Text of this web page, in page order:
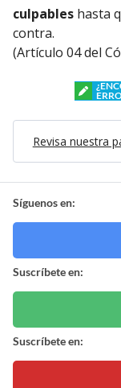
culpables hasta
contra.
(Artículo 04 del
Revisa nuestra
Síguenos en:
Suscríbete en:
Suscríbete en: